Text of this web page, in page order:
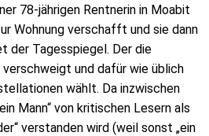
78-jährigen Rentnerin in Moabit
Wohnung verschafft und sie dann
der Tagesspiegel. Der die
und dafür wie üblich
wählt. Da inzwischen
Mann“ von kritischen Lesern als
verstanden wird (weil sonst „ein